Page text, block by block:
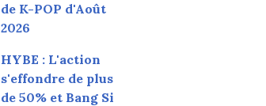
de K-POP d'Août
2026
HYBE : L'action
s'effondre de plus
de 50% et Bang Si